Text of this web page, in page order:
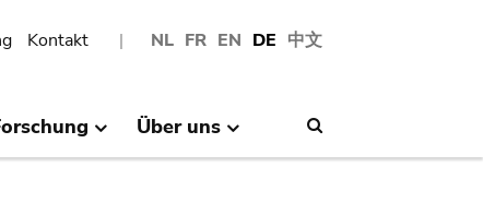
NL FR EN DE 中文
Kontakt
Über uns